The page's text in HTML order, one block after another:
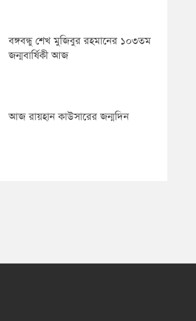
বঙ্গবন্ধু শেখ মুজিবুর রহমানের ১০৩তম
জন্মবার্ষিকী আজ
আজ রায়হান কাউসারের জন্মদিন